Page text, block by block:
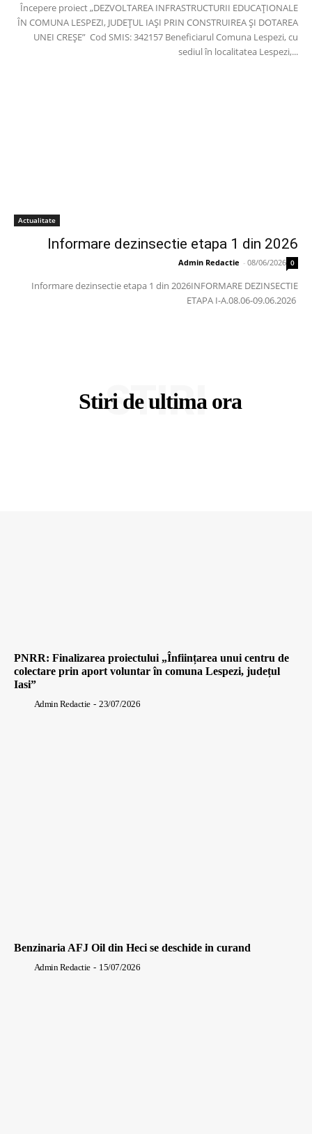
Începere proiect „DEZVOLTAREA INFRASTRUCTURII EDUCAȚIONALE
ÎN COMUNA LESPEZI, JUDEȚUL IAȘI PRIN CONSTRUIREA ȘI DOTAREA
UNEI CREȘE” Cod SMIS: 342157 Beneficiarul Comuna Lespezi, cu
sediul în localitatea Lespezi,...
Actualitate
Informare dezinsectie etapa 1 din 2026
Admin Redactie - 08/06/2026 0
Informare dezinsectie etapa 1 din 2026INFORMARE DEZINSECTIE
ETAPA I-A.08.06-09.06.2026
Stiri de ultima ora
STIRI
PNRR: Finalizarea proiectului „Înființarea unui centru de
colectare prin aport voluntar în comuna Lespezi, județul
Iasi”
Admin Redactie - 23/07/2026
Benzinaria AFJ Oil din Heci se deschide in curand
Admin Redactie - 15/07/2026